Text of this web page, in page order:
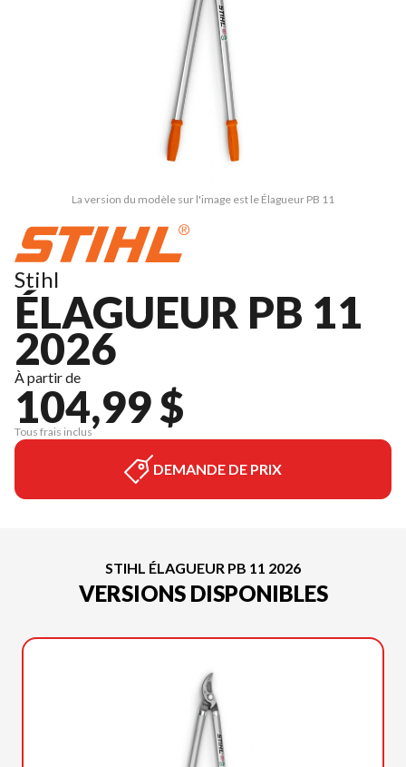
La version du modèle sur l'image est le Élagueur PB 11
Stihl
ÉLAGUEUR PB 11
2026
À partir de
104,99 $
Tous frais inclus
DEMANDE DE PRIX
STIHL ÉLAGUEUR PB 11 2026
VERSIONS DISPONIBLES